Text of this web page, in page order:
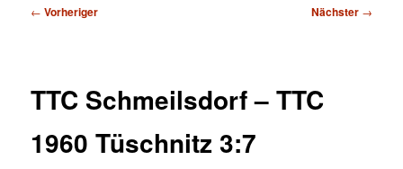
Beitragsnavigation
← Vorheriger Nächster →
TTC Schmeilsdorf – TTC
1960 Tüschnitz 3:7